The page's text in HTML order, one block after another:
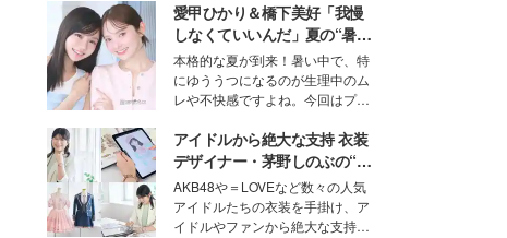
愛甲ひかり＆橋下美好「我慢
しなくていいんだ」夏の“暑さ
対策”の新しい選択肢とは？
本格的な夏が到来！暑い中で、特
にゆううつになるのが生理中のム
レや不快感ですよね。今回はプラ
モデル・愛甲ひかりさんと橋下美
好さんを迎えて本音で女子会トー
ク。猛暑のお出かけを快適に過ご
すヒントや、2人が感動した夏の
生理の新常識にも迫りました。
アイドルから絶大な支持 衣装
デザイナー・茅野しのぶの“可
愛い”を作る美学＜「シチズン
クロスシー」インタビュー＞
AKB48や＝LOVEなど数々の人気
アイドルたちの衣装を手掛け、ア
イドルやファンから絶大な支持を